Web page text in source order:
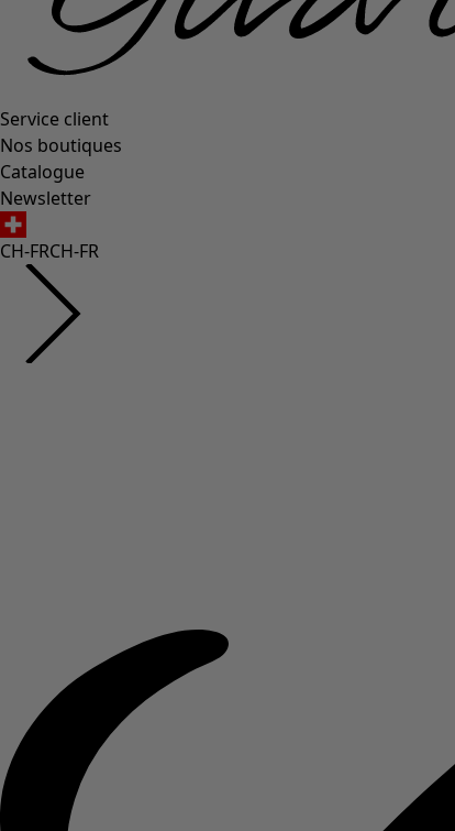
Service client
Nos boutiques
Catalogue
Newsletter
CH-FRCH-FR